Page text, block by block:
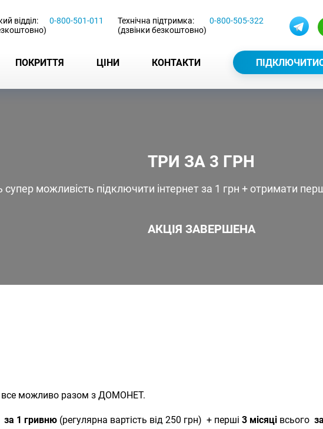
відділ:
0-800-501-011
Технічна підтримка:
(дзвінки безкоштовно)
0-800-505-322
ПОКРИТТЯ ЦІНИ КОНТАКТИ
ТРИ ЗА 3 ГРН
супер можливість підключити інтернет за 1 грн + отримати
АКЦІЯ ЗАВЕРШЕНА
все можливо разом з ДОМОНЕТ.
за 1 гривню (регулярна вартість від 250 грн) + перші 3 місяці всього